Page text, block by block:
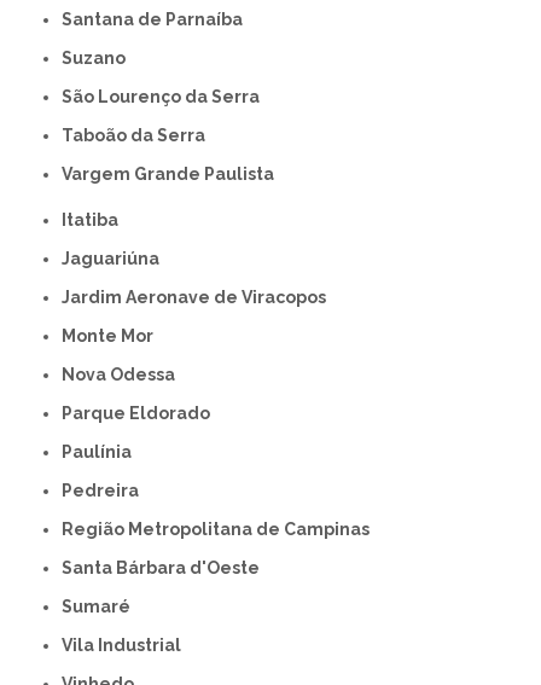
Santana de Parnaíba
Suzano
São Lourenço da Serra
Taboão da Serra
Vargem Grande Paulista
Itatiba
Jaguariúna
Jardim Aeronave de Viracopos
Monte Mor
Nova Odessa
Parque Eldorado
Paulínia
Pedreira
Região Metropolitana de Campinas
Santa Bárbara d'Oeste
Sumaré
Vila Industrial